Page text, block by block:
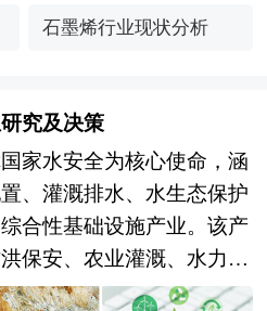
石墨烯行业现状分析
究及决策
家水安全为核心使命，涵
、灌溉排水、水生态保护
合性基础设施产业。该产
保安、农业灌溉、水力发
治理等多元业务，横联土